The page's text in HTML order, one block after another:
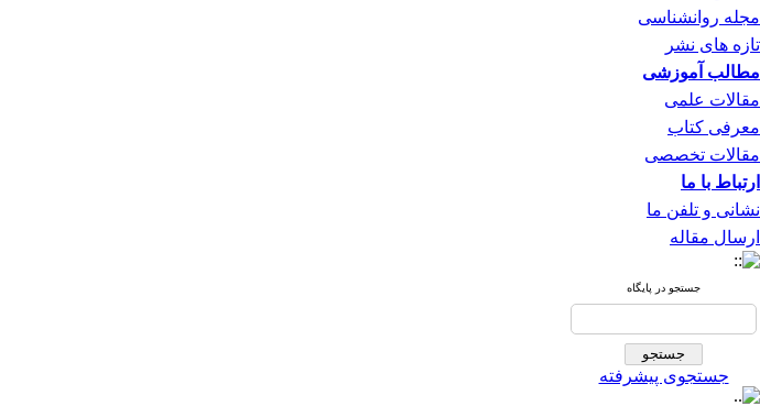
مجله روانشناسی
تازه های نشر
مطالب آموزشی
مقالات علمی
معرفی کتاب
مقالات تخصصی
ارتباط با ما
نشانی و تلفن ما
ارسال مقاله
جستجو در پایگاه
جستجوی پیشرفته